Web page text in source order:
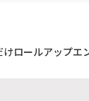
ロールアップエ